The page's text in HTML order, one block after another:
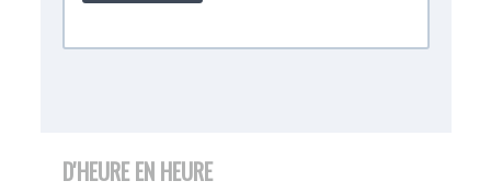
D'HEURE EN HEURE